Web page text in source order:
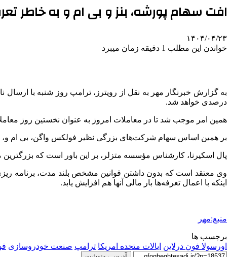
افت سهام پورشه، بنز و بی ام و به خاطر
۱۴۰۴/۰۴/۲۳
خواندن این مطلب 1 دقیقه زمان میبرد
به گزارش خبرنگار مهر به نقل از رویترز، ترامپ روز شنبه با ارسال
درصدی خواهد شد.
همین امر موجب شد تا در معاملات امروز به عنوان نخستین روز
بر همین اساس سهام شرکت‌های بزرگی نظیر فولکس واگن، بی ام و، بنز
پال اسکیرنا، کارشناس مؤسسه متزلر ، بر این باور است که
وی معتقد است که بدون داشتن قوانین مشخص بلند مدت، برنامه
اینکه با اعمال تعرفه‌ها بار مالی آنها هم افزایش یابد.
منبع:مهر
برچسب ها
اورسولا فون درلاین ایالات متحده امریکا ترامپ صنعت خودروسازی